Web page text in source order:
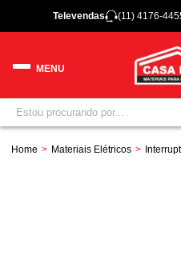
Televendas (11) 4176-
Home Materiais Elétricos